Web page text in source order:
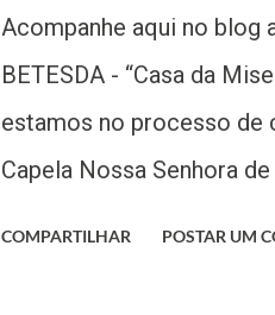
BETESDA, localizado
comemoração, super
Venha FESTEJAR com a
DECOLAR” TAMO
Acompanhe aqui no blog
BETESDA - “Casa da
estamos no processo de
Capela Nossa Senhora
COMPARTILHAR POSTAR UM